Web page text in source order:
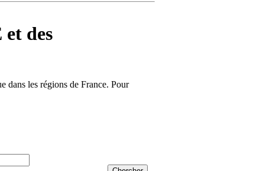
des
dans les régions de France. Pour